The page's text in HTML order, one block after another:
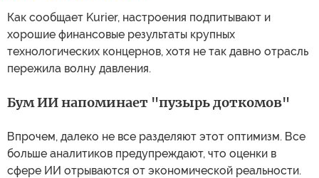
Как сообщает Kurier, настроения подпитывают и
хорошие финансовые результаты крупных
технологических концернов, хотя не так давно отрасль
пережила волну давления.
Бум ИИ напоминает "пузырь доткомов"
Впрочем, далеко не все разделяют этот оптимизм. Все
больше аналитиков предупреждают, что оценки в
сфере ИИ отрываются от экономической реальности.